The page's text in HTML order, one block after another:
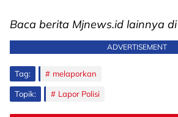
Baca berita Mjnews.id lainnya di
ADVERTISEMENT
Tag: melaporkan
Topik: Lapor Polisi